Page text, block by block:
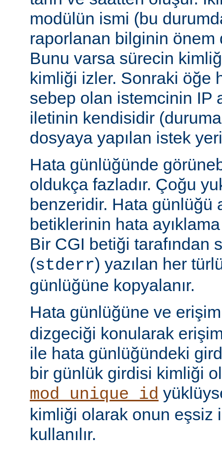
modülün ismi (bu
raporlanan bilginin önem
Bunu varsa sürecin
kimliği izler. Sonraki öğe
sebep olan istemcinin IP
iletinin kendisidir (duruma
dosyaya yapılan istek
Hata günlüğünde
oldukça fazladır. Çoğu
benzeridir. Hata günlüğü
betiklerinin hata ayıklama
Bir CGI betiği tarafından
(stderr) yazılan her
günlüğüne kopyalanır.
Hata günlüğüne ve
dizgeciği konularak
ile hata günlüğündeki
bir günlük girdisi kimliği
mod_unique_id
kimliği olarak onun eşsiz
kullanılır.